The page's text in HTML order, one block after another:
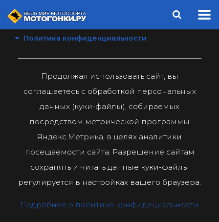
Политика конфиденциальности
Продолжая использовать сайт, вы
соглашаетесь с обработкой персональных
данных (куки-файлы), собираемых
посредством метрической программы
Яндекс.Метрика, в целях аналитики
посещаемости сайта. Разрешение сайтам
сохранять и читать данные куки-файлы
регулируется в настройках вашего браузера.
Подробнее о политике конфидециальности